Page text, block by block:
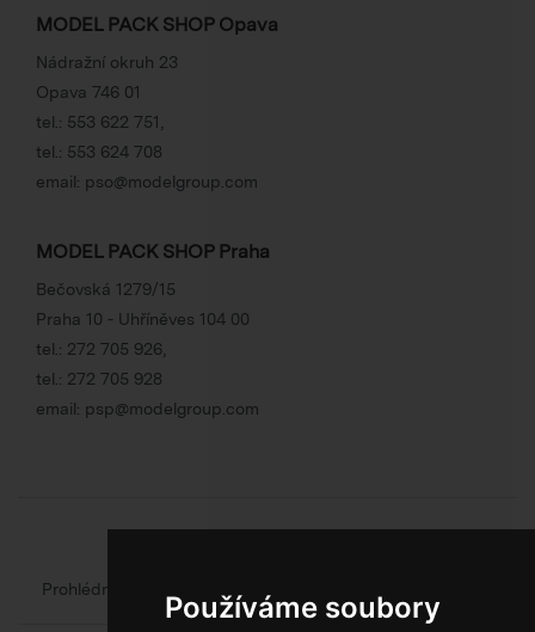
Používáme soubory
MODEL PACK SHOP Opava
Nádražní okruh 23
Opava 746 01
tel.: 553 622 751
tel.: 553 624 708
email: pso@modelgroup.com
MODEL PACK SHOP Praha
Bečovská 1279/15
Praha 10 - Uhříněves 104 00
tel.: 272 705 926
tel.: 272 705 928
email: psp@modelgroup.com
Prohlédněte si web oficiálního výrobce obalů